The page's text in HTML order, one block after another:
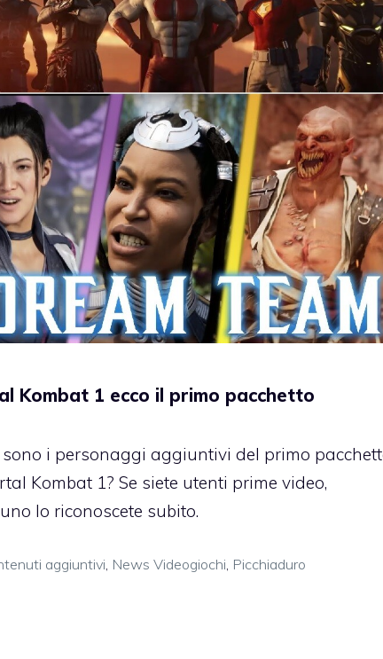
Kombat 1 ecco il primo pacchetto
i personaggi aggiuntivi del primo
Kombat 1? Se siete utenti prime video,
lo riconoscete subito.
aggiuntivi News Videogiochi Picchiaduro